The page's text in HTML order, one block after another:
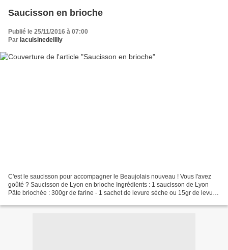
Saucisson en brioche
Publié le 25/11/2016 à 07:00
Par lacuisinedelilly
C'est le saucisson pour accompagner le Beaujolais nouveau ! Vous l'avez
goûté ? Saucisson de Lyon en brioche Ingrédients : 1 saucisson de Lyon
Pâte briochée : 300gr de farine - 1 sachet de levure sèche ou 15gr de levure